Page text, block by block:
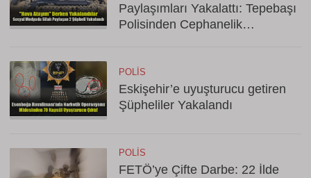
Paylaşımları Yakalattı: Tepebaşı
Polisinden Cephanelik
POLIS
Eskişehir’e uyuşturucu getiren
Şüpheliler Yakalandı
POLIS
FETÖ’ye Çifte Darbe: 22 İlde